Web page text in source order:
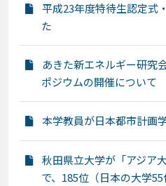
平成23年度特待生認定式
た
あきた新エネルギー研究
ポジウムの開催について
本学教員が日本都市計画
秋田県立大学が「アジア
で、185位（日本の大学